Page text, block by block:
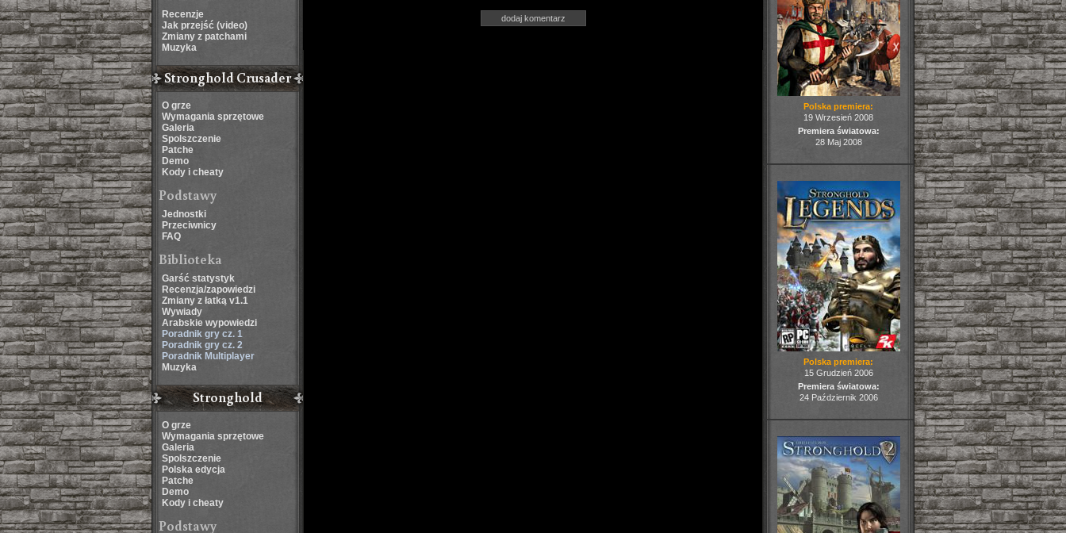
Recenzje
Jak przejść (video)
Zmiany z patchami
Muzyka
Stronghold Crusader
O grze
Wymagania sprzętowe
Galeria
Spolszczenie
Patche
Demo
Kody i cheaty
Podstawy
Jednostki
Przeciwnicy
FAQ
Biblioteka
Garść statystyk
Recenzja/zapowiedzi
Zmiany z łatką v1.1
Wywiady
Arabskie wypowiedzi
Poradnik gry cz. 1
Poradnik gry cz. 2
Poradnik Multiplayer
Muzyka
Stronghold
O grze
Wymagania sprzętowe
Galeria
Spolszczenie
Polska edycja
Patche
Demo
Kody i cheaty
Podstawy
Polska premiera:
19 Wrzesień 2008
Premiera światowa:
28 Maj 2008
Polska premiera:
15 Grudzień 2006
Premiera światowa:
24 Październik 2006